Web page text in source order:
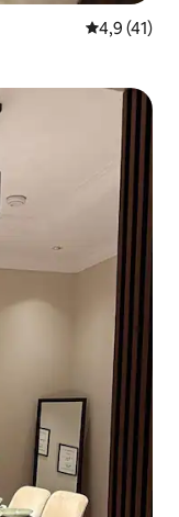
4,9 de uma
4,9 (41)